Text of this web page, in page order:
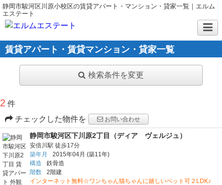
静岡市駿河区川原小校区の賃貸アパート・マンション・貸家一覧｜エルム
エステート
賃貸アパート・賃貸マンション・貸家一覧
検索条件を変更
2 件
チェックした物件を
お問い合わせ
静岡市駿河区下川原2丁目（ディア ヴェルジュ）
安倍川駅 徒歩17分
築年月
2015年04月 (築11年)
構造
鉄骨造
階数
2階建
インターネット無料☆ワンちゃん猫ちゃんに嬉しいペット可２LDK♪